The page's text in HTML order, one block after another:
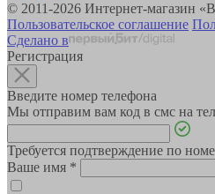
© 2011-2026 Интернет-магазин
Пользовательское соглашение
Сделано в
Регистрация
Введите номер телефона
Мы отправим вам код в смс на
Требуется подтверждение по
Ваше имя *